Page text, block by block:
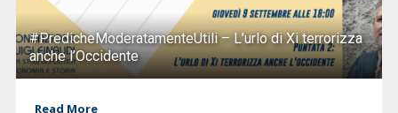
#PredicheModeratamenteUtili – L’urlo di Xi terrorizza
anche l’Occidente
Read More